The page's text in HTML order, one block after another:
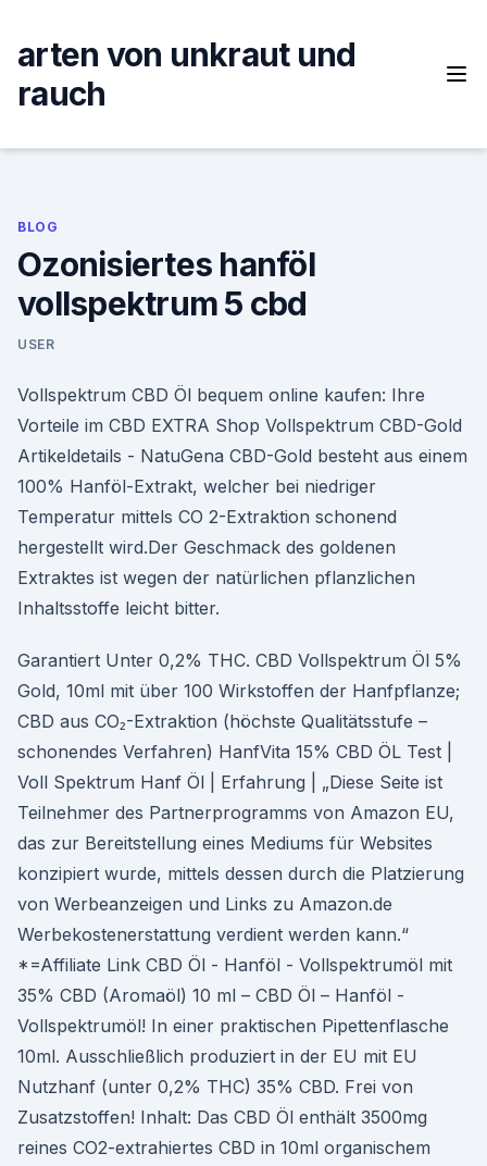
content
arten von unkraut und
rauch
BLOG
Ozonisiertes hanföl
vollspektrum 5 cbd
USER
Vollspektrum CBD Öl bequem online kaufen: Ihre
Vorteile im CBD EXTRA Shop Vollspektrum CBD-Gold
Artikeldetails - NatuGena CBD-Gold besteht aus einem
100% Hanföl-Extrakt, welcher bei niedriger
Temperatur mittels CO 2-Extraktion schonend
hergestellt wird.Der Geschmack des goldenen
Extraktes ist wegen der natürlichen pflanzlichen
Inhaltsstoffe leicht bitter.
Garantiert Unter 0,2% THC. CBD Vollspektrum Öl 5%
Gold, 10ml mit über 100 Wirkstoffen der Hanfpflanze;
CBD aus CO₂-Extraktion (höchste Qualitätsstufe –
schonendes Verfahren) HanfVita 15% CBD ÖL Test |
Voll Spektrum Hanf Öl | Erfahrung | „Diese Seite ist
Teilnehmer des Partnerprogramms von Amazon EU,
das zur Bereitstellung eines Mediums für Websites
konzipiert wurde, mittels dessen durch die Platzierung
von Werbeanzeigen und Links zu Amazon.de
Werbekostenerstattung verdient werden kann.“
*=Affiliate Link CBD Öl - Hanföl - Vollspektrumöl mit
35% CBD (Aromaöl) 10 ml – CBD Öl – Hanföl -
Vollspektrumöl! In einer praktischen Pipettenflasche
10ml. Ausschließlich produziert in der EU mit EU
Nutzhanf (unter 0,2% THC) 35% CBD. Frei von
Zusatzstoffen! Inhalt: Das CBD Öl enthält 3500mg
reines CO2-extrahiertes CBD in 10ml organischem